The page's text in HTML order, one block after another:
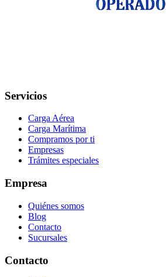
Servicios
Carga Aérea
Carga Marítima
Compramos por ti
Empresas
Trámites especiales
Empresa
Quiénes somos
Blog
Contacto
Sucursales
Contacto